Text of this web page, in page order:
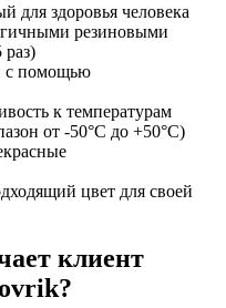
для здоровья человека
резиновыми
с помощью
к температурам
от -50°С до +50°С)
цвет для своей
клиент